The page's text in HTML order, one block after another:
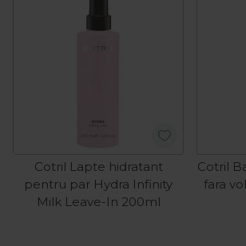
Cotril Lapte hidratant
pentru par Hydra Infinity
Milk Leave-In 200ml
Cotril
fara